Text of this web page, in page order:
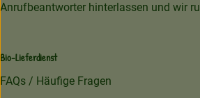
Anrufbeantworter hinterlassen und wir
Bio-Lieferdienst
FAQs / Häufige Fragen